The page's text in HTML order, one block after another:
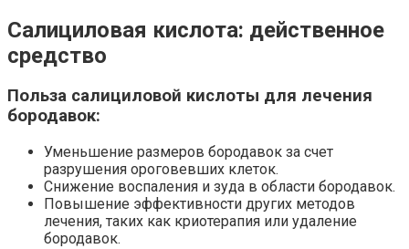
Салициловая кислота: действенное
средство
Польза салициловой кислоты для лечения
бородавок:
Уменьшение размеров бородавок за счет
разрушения ороговевших клеток.
Снижение воспаления и зуда в области бородавок.
Повышение эффективности других методов
лечения, таких как криотерапия или удаление
бородавок.